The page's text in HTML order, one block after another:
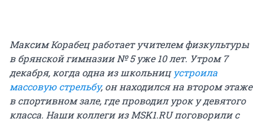
Максим Корабец работает учителем физкультуры
в брянской гимназии № 5 уже 10 лет. Утром 7
декабря, когда одна из школьниц устроила
массовую стрельбу, он находился на втором этаже
в спортивном зале, где проводил урок у девятого
класса. Наши коллеги из MSK1.RU поговорили с